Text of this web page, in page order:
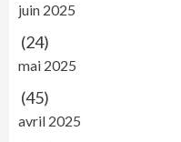
juin 2025
(24)
mai 2025
(45)
avril 2025